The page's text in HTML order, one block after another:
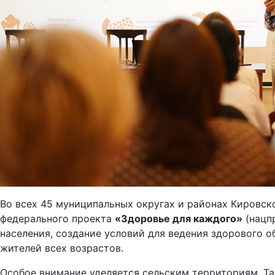
Во всех 45 муниципальных округах и районах
федерального проекта «Здоровье для каждого»
населения, создание условий для ведения
жителей всех возрастов.